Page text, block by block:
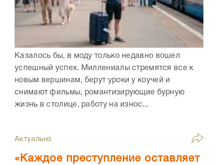
Казалось бы, в моду только недавно вошел
успешный успех. Миллениалы стремятся все к
новым вершинам, берут уроки у коучей и
снимают фильмы, романтизирующие бурную
жизнь в столице, работу на износ...
Актуально
«Каждое преступление оставляет